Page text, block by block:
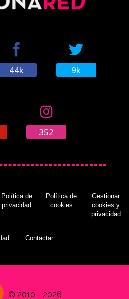
44k 9k
352
Política de
privacidad
Política de
cookies
Gestionar
cookies y
privacidad
Contactar
© 2010 - 2026